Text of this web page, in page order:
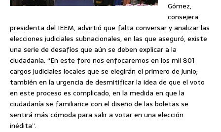
Gómez,
consejera
presidenta del IEEM, advirtió que falta conversar y analizar las
elecciones judiciales subnacionales, en las que aseguró, existe
una serie de desafíos que aún se deben explicar a la
ciudadanía. “En este foro nos enfocaremos en los mil 801
cargos judiciales locales que se elegirán el primero de junio;
también en la urgencia de desmitificar la idea de que el voto
en este proceso es complicado, en la medida en que la
ciudadanía se familiarice con el diseño de las boletas se
sentirá más cómoda para salir a votar en una elección
inédita”.